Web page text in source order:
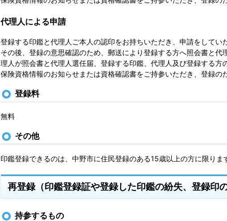
代理人による申請
登録する印鑑と代理人ご本人の認印をお持ちいただき、申請をしてい
その後、登録の意思確認のため、郵送により登録する方へ照会書と
理人が照会書と代理人選任届、登録する印鑑、代理人及び登録する
保険資格情報のお知らせまたは資格確認書をご持参いただき、登録の
登録料
無料
その他
印鑑登録できるのは、中野市に住民登録のある15歳以上の方に限りま
再登録（印鑑登録証や登録した印鑑の紛失、登録印の
持参するもの